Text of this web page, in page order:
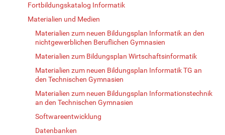
Fortbildungskatalog Informatik
Materialien und Medien
Materialien zum neuen Bildungsplan Informatik an den
nichtgewerblichen Beruflichen Gymnasien
Materialien zum Bildungsplan Wirtschaftsinformatik
Materialien zum neuen Bildungsplan Informatik TG an
den Technischen Gymnasien
Materialien zum neuen Bildungsplan Informationstechnik
an den Technischen Gymnasien
Softwareentwicklung
Datenbanken